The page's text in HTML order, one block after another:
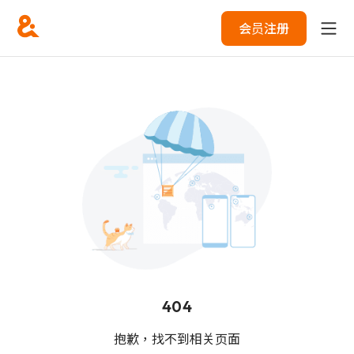
会员注册
404
抱歉，找不到相关页面